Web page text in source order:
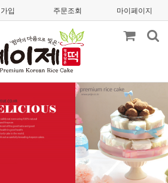
입 주문조회 마이페이지